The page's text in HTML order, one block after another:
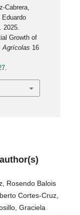
Cabrera,
Eduardo
Growth of
Agrícolas 16
Rosendo Balois
Cortes-Cruz,
Graciela